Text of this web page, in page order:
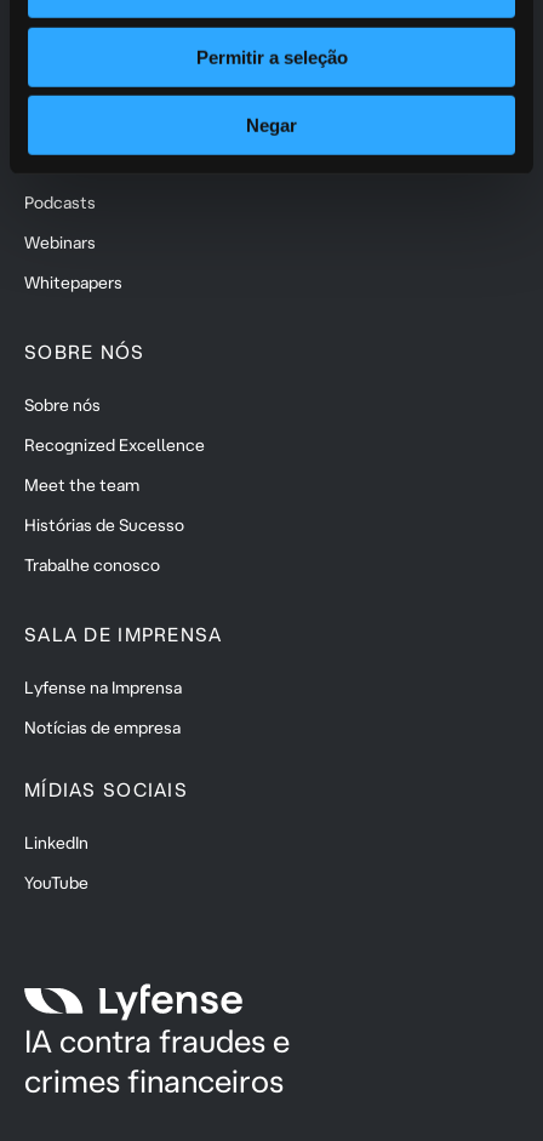
Permitir a seleção
Negar
RECURSOS
Artigos
Podcasts
Webinars
Whitepapers
SOBRE NÓS
Sobre nós
Recognized Excellence
Meet the team
Histórias de Sucesso
Trabalhe conosco
SALA DE IMPRENSA
Lyfense na Imprensa
Notícias de empresa
MÍDIAS SOCIAIS
LinkedIn
YouTube
IA contra fraudes e
crimes financeiros